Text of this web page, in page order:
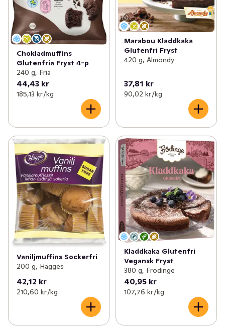
Chokladmuffins
Glutenfria Fryst 4-p
240 g, Fria
44,43 kr
185,13 kr /kg
Marabou Kladdkaka
Glutenfri Fryst
420 g, Almondy
37,81 kr
90,02 kr /kg
Vaniljmuffins Sockerfri
200 g, Hägges
42,12 kr
210,60 kr /kg
Kladdkaka Glutenfri
Vegansk Fryst
380 g, Frödinge
40,95 kr
107,76 kr /kg